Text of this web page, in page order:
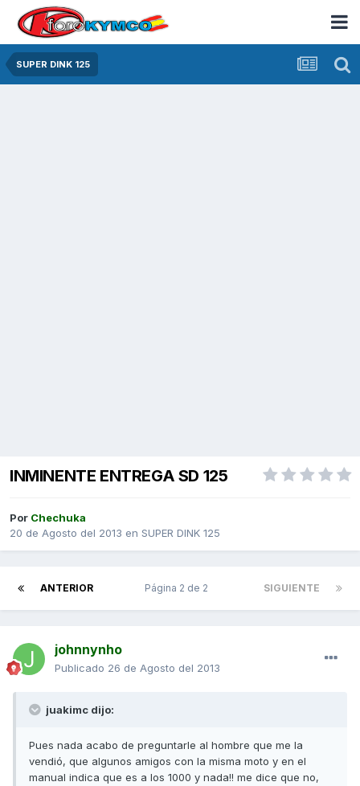
SUPER DINK 125
INMINENTE ENTREGA SD 125
Por Chechuka
20 de Agosto del 2013 en SUPER DINK 125
ANTERIOR SIGUIENTE
Página 2 de 2
johnnynho
Publicado 26 de Agosto del 2013
juakimc dijo:
Pues nada acabo de preguntarle al hombre que me la
vendió, que algunos amigos con la misma moto y en el
manual indica que es a los 1000 y nada!! me dice que no,